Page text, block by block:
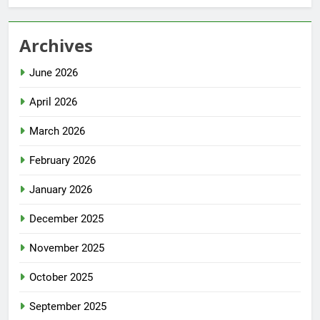
Archives
June 2026
April 2026
March 2026
February 2026
January 2026
December 2025
November 2025
October 2025
September 2025